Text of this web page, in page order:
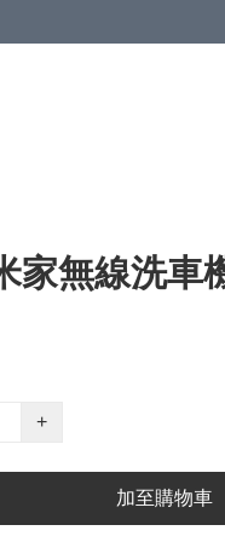
家無線洗車
+
加至購物車